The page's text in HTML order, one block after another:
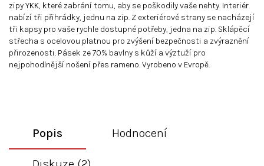
zipy YKK, které zabrání tomu, aby se poškodily vaše nehty. Interiér
nabízí tři přihrádky, jednu na zip. Z exteriérové strany se nacházejí
tři kapsy pro vaše rychle dostupné potřeby, jedna na zip. Sklápěcí
střecha s ocelovou platnou pro zvýšení bezpečnosti a zvýraznění
přirozenosti. Pásek ze 70% bavlny s kůží a výztuží pro
nejpohodlnější nošení přes rameno. Vyrobeno v Evropě.
Popis Hodnocení